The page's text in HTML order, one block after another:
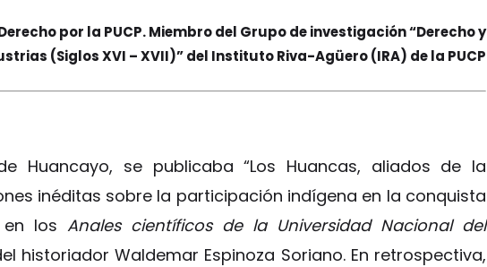
por la PUCP. Miembro del Grupo de investigación “Derecho y
(Siglos XVI – XVII)” del Instituto Riva-Agüero (IRA) de la PUCP
Huancayo, se publicaba “Los Huancas, aliados de la
inéditas sobre la participación indígena en la conquista
en los Anales científicos de la Universidad Nacional del
historiador Waldemar Espinoza Soriano. En retrospectiva,